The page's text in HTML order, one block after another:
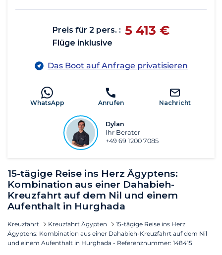
15-tägige Reise ins Herz Ägyptens:
Kombination aus einer Dahabieh-
Kreuzfahrt auf dem Nil und einem
Aufenthalt in Hurghada
Kreuzfahrt Kreuzfahrt Ägypten
15-tägige Reise ins Herz
Ägyptens: Kombination aus einer Dahabieh-Kreuzfahrt auf dem Nil
und einem Aufenthalt in Hurghada - Referenznummer: 148415
Preis für 2 pers. : 5 413 €
Flüge inklusive
Das Boot auf Anfrage privatisieren
WhatsApp Anrufen Nachricht
Dylan
Ihr Berater
+49 69 1200 7085